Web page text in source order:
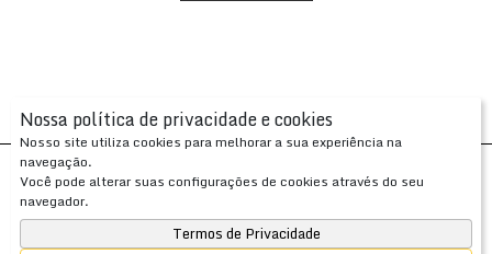
Nossa política de privacidade e cookies
Nosso site utiliza cookies para melhorar a sua experiência na
navegação.
Você pode alterar suas configurações de cookies através do seu
navegador.
Termos de Privacidade
Apresenta.me ~ Plataforma Imobiliária